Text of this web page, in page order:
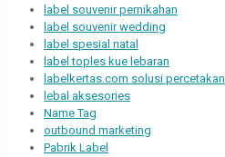
label souvenir pernikahan
label souvenir wedding
label spesial natal
label toples kue lebaran
labelkertas.com solusi percetakan
lebal aksesories
Name Tag
outbound marketing
Pabrik Label